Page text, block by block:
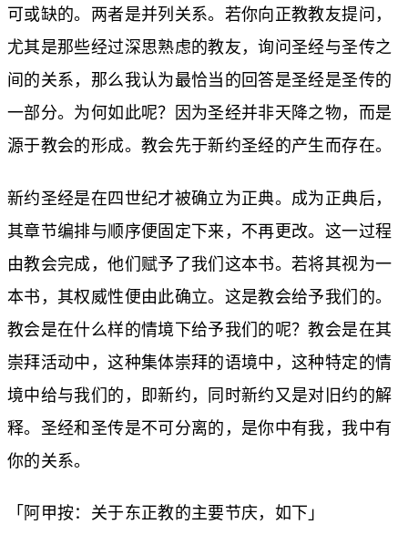
可或缺的。两者是并列关系。若你向正教教友提问，
尤其是那些经过深思熟虑的教友，询问圣经与圣传之
间的关系，那么我认为最恰当的回答是圣经是圣传的
一部分。为何如此呢？因为圣经并非天降之物，而是
源于教会的形成。教会先于新约圣经的产生而存在。
新约圣经是在四世纪才被确立为正典。成为正典后，
其章节编排与顺序便固定下来，不再更改。这一过程
由教会完成，他们赋予了我们这本书。若将其视为一
本书，其权威性便由此确立。这是教会给予我们的。
教会是在什么样的情境下给予我们的呢？教会是在其
崇拜活动中，这种集体崇拜的语境中，这种特定的情
境中给与我们的，即新约，同时新约又是对旧约的解
释。圣经和圣传是不可分离的，是你中有我，我中有
你的关系。
「阿甲按：关于东正教的主要节庆，如下」